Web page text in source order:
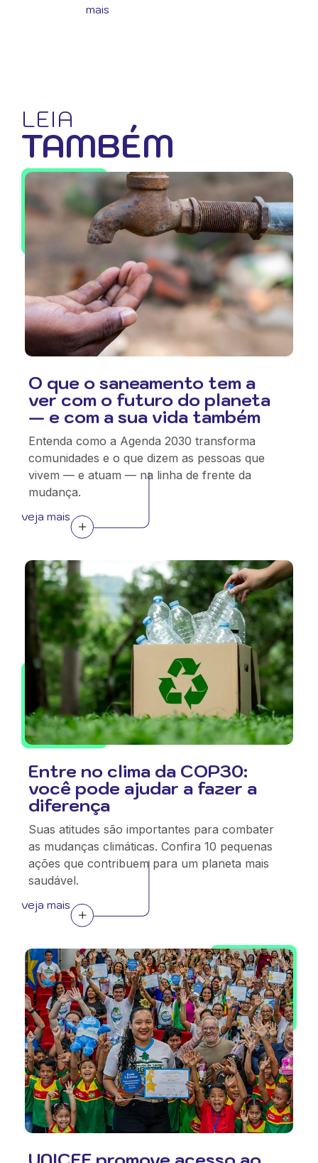
mais
LEIA
TAMBÉM
O que o saneamento tem a
ver com o futuro do planeta
— e com a sua vida também
Entenda como a Agenda 2030 transforma
comunidades e o que dizem as pessoas que
vivem — e atuam — na linha de frente da
mudança.
veja mais
Entre no clima da COP30:
você pode ajudar a fazer a
diferença
Suas atitudes são importantes para combater
as mudanças climáticas. Confira 10 pequenas
ações que contribuem para um planeta mais
saudável.
veja mais